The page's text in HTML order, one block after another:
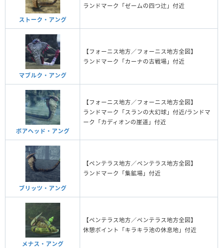
ストーク・アング
ランドマーク「ゼームの四つ辻」付近
マブルク・アング
【フォーニス地方／フォーニス地方全図】
ランドマーク「カーナの古戦場」付近
ボアヘッド・アング
【フォーニス地方／フォーニス地方全図】
ランドマーク「スランの大幻球」付近/ランドマ
ーク「カディオンの崖道」付近
ブリッツ・アング
【ペンテラス地方／ペンテラス地方全図】
ランドマーク「集鉱場」付近
メナス・アング
【ペンテラス地方／ペンテラス地方全図】
休憩ポイント「キラキラ池の休息地」付近